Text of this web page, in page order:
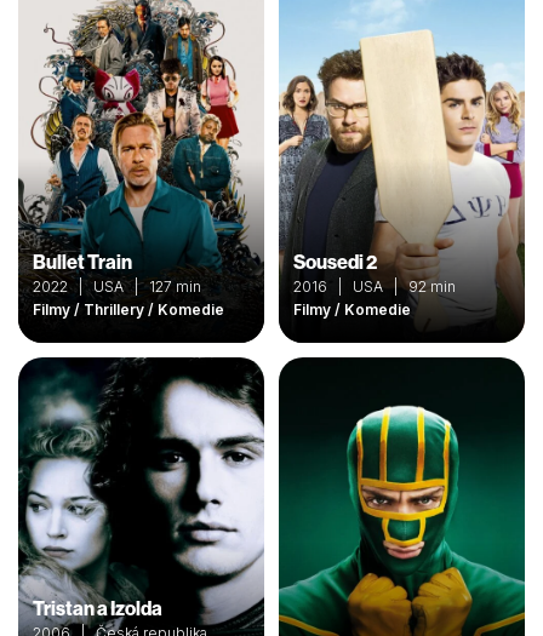
Bullet Train
2022 | USA | 127 min
Filmy / Thrillery / Komedie
Sousedi 2
2016 | USA | 92 min
Filmy / Komedie
Tristan a Izolda